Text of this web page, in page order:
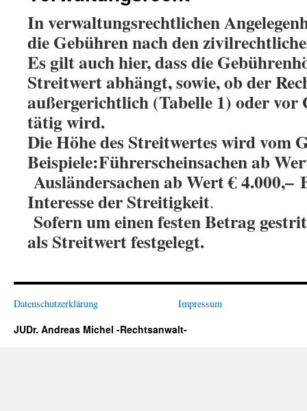
In verwaltungsrechtlichen
die Gebühren nach den
Es gilt auch hier, dass die
Streitwert abhängt, sowie, ob der
außergerichtlich (Tabelle 1) oder vor
tätig wird.
Die Höhe des Streitwertes wird vom
Beispiele:Führerscheinsachen ab
Ausländersachen ab Wert € 4.000,–
Interesse der Streitigkeit.
Sofern um einen festen Betrag
als Streitwert festgelegt.
Datenschutzerklärung Impressum
JUDr. Andreas Michel -Rechtsanwalt-